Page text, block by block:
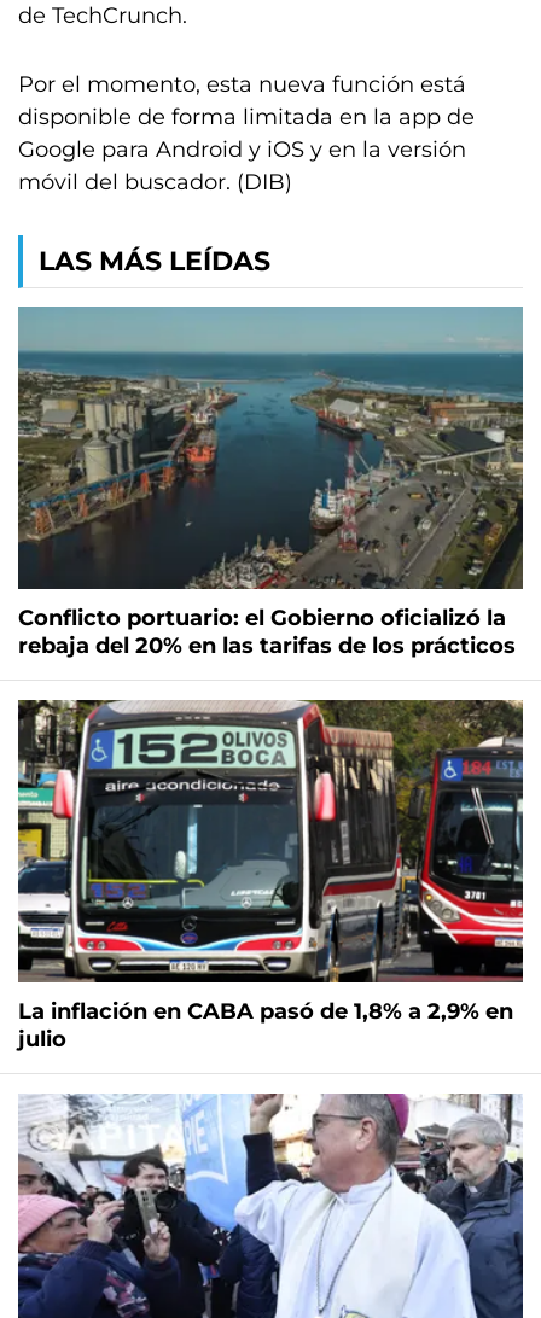
de TechCrunch.
Por el momento, esta nueva función está
disponible de forma limitada en la app de
Google para Android y iOS y en la versión
móvil del buscador. (DIB)
LAS MÁS LEÍDAS
Conflicto portuario: el Gobierno oficializó la
rebaja del 20% en las tarifas de los prácticos
La inflación en CABA pasó de 1,8% a 2,9% en
julio